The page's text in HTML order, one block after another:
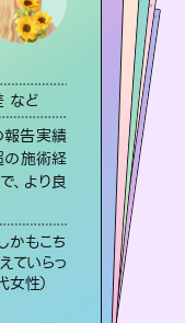
など
報告実績
の施術経
、より良
かもこち
ていらっ
性）
未来 など
同性愛や片
まで知りた
いることを
きます。
れる所や濁
自分の気
男性）
ル
ち など
って「今」と
あの人の気持
恋や人生のヒ
。
に晴れまし
るんだなと
ング
リ
ち、復縁 など
にも具体的な対策をお伝えします。
いて鑑定して
楽になりまし
ディング
ゴリ
持ち、復縁 など
特に「曖昧な関
ており、友達以上
今後や本音を丁
と導きます。
バイス通りに行
ました。ありが
代 女性）
心理学
ディング
ゴリ
復縁 など
もの選択肢があり
くなっているあな
つけ、その未来を
イスします。
関係、本心など
っくり。対策が
す（40代）